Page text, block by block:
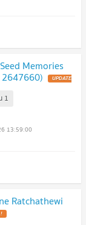
Memories
UPDATE
1
13:59:00
Ratchathewi
!